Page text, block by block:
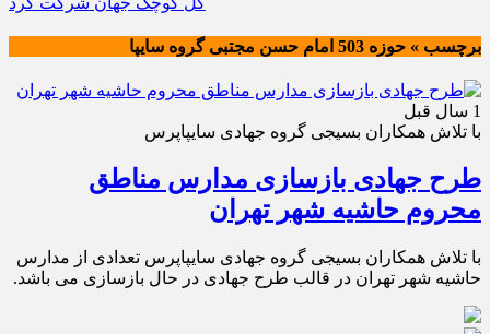
برچسب » حوزه 503 امام حسن مجتبی گروه سایپا
1 سال قبل
با تلاش همکاران بسیجی گروه جهادی سایپاپرس
طرح جهادی بازسازی مدارس مناطق
محروم حاشیه شهر تهران
با تلاش همکاران بسیجی گروه جهادی سایپاپرس تعدادی از مدارس
حاشیه شهر تهران در قالب طرح جهادی در حال بازسازی می باشد.